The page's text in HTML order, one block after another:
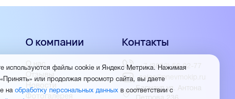
О компании
О нас
Отзывы
Новости
Фотогалерея
Контакты
+7 (3852) 56-02-77
sales@pnevmokip.ru
Барнаул ул. Антона
используются файлы cookie и Яндекс Метрика. Нажимая
«Принять» или продолжая просмотр сайта, вы даете
на обработку персональных данных в соответствии с